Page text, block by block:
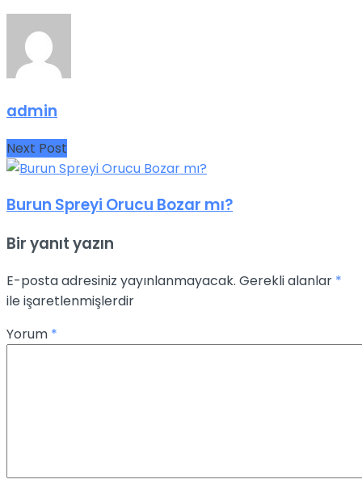
admin
Next Post
Burun Spreyi Orucu Bozar mı?
Bir yanıt yazın
E-posta adresiniz yayınlanmayacak. Gerekli alanlar *
ile işaretlenmişlerdir
Yorum *